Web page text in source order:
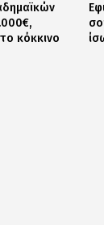
κόκκινο